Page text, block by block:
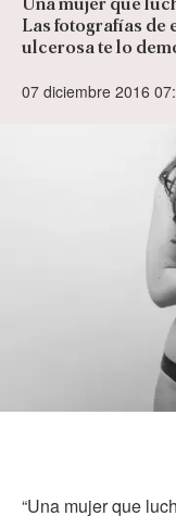
Una mujer que
Las fotografías de
ulcerosa te lo
07 diciembre 2016
“Una mujer que